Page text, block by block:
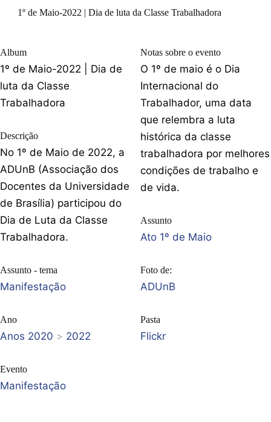
1º de Maio-2022 | Dia de luta da Classe Trabalhadora
Album
1º de Maio-2022 | Dia de
luta da Classe
Trabalhadora
Descrição
No 1º de Maio de 2022, a
ADUnB (Associação dos
Docentes da Universidade
de Brasília) participou do
Dia de Luta da Classe
Trabalhadora.
Assunto - tema
Manifestação
Ano
Anos 2020 > 2022
Evento
Manifestação
Notas sobre o evento
O 1º de maio é o Dia
Internacional do
Trabalhador, uma data
que relembra a luta
histórica da classe
trabalhadora por melhores
condições de trabalho e
de vida.
Assunto
Ato 1º de Maio
Foto de:
ADUnB
Pasta
Flickr